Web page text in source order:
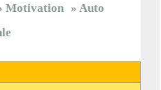
Motivation Auto